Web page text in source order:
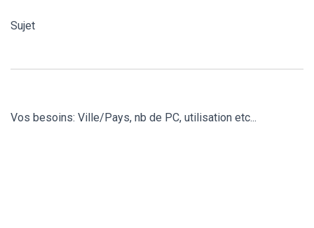
Sujet
Vos besoins: Ville/Pays, nb de PC, utilisation etc...